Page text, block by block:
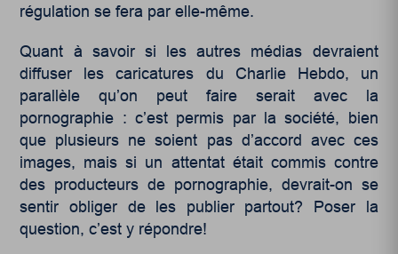
régulation se fera par elle-même.
Quant à savoir si les autres médias devraient
diffuser les caricatures du Charlie Hebdo, un
parallèle qu’on peut faire serait avec la
pornographie : c’est permis par la société, bien
que plusieurs ne soient pas d’accord avec ces
images, mais si un attentat était commis contre
des producteurs de pornographie, devrait-on se
sentir obliger de les publier partout? Poser la
question, c’est y répondre!